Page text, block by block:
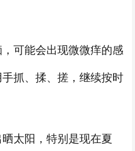
可能会出现微微痒的感
抓、揉、搓，继续按时
太阳，特别是现在夏